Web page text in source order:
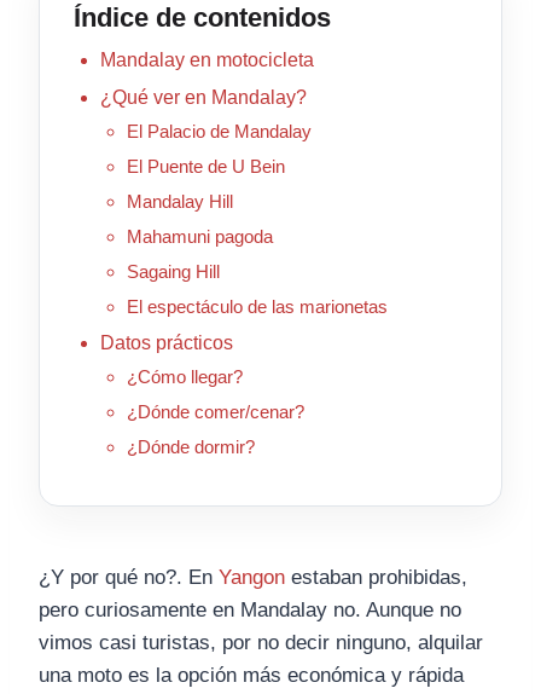
Índice de contenidos
Mandalay en motocicleta
¿Qué ver en Mandalay?
El Palacio de Mandalay
El Puente de U Bein
Mandalay Hill
Mahamuni pagoda
Sagaing Hill
El espectáculo de las marionetas
Datos prácticos
¿Cómo llegar?
¿Dónde comer/cenar?
¿Dónde dormir?
¿Y por qué no?. En Yangon estaban prohibidas,
pero curiosamente en Mandalay no. Aunque no
vimos casi turistas, por no decir ninguno, alquilar
una moto es la opción más económica y rápida